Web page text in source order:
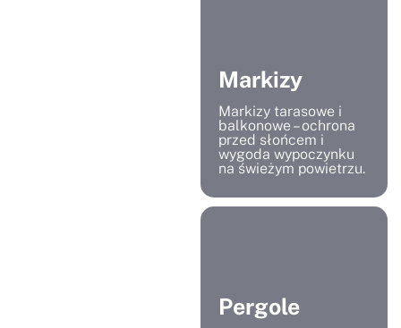
Markizy
Markizy tarasowe i
balkonowe – ochrona
przed słońcem i
wygoda wypoczynku
na świeżym powietrzu.
Pergole